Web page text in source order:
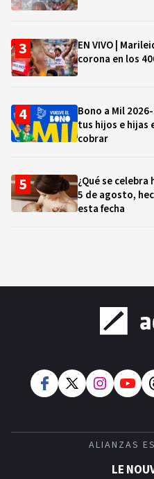
EN VIVO |
corona en los
Bono a Mil
tus hijos e hijas
cobrar
¿Qué se
5 de agosto,
esta fecha
ALIANZAS
LE